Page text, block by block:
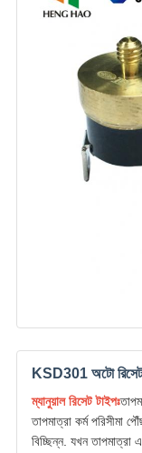
KSD301 অটো রিসেট
ম্যানুয়াল রিসেট টাইপঃ
তাপমাত্রা কর্ম
বিচ্ছিন্ন. যখন তাপমাত্রা